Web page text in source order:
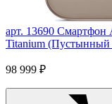
арт. 13690 Смартфон
Titanium
98 999 ₽